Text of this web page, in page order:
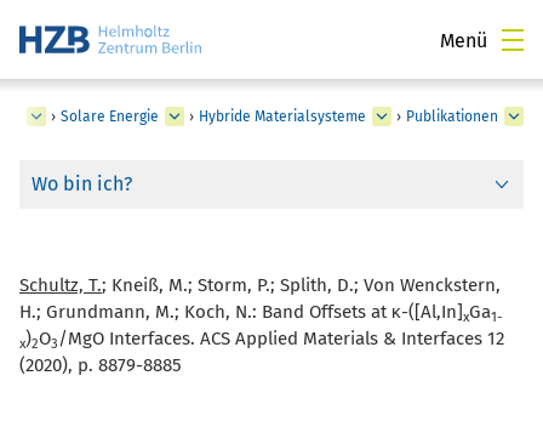
Menü
› Solare Energie › Hybride Materialsysteme › Publikationen
Wo bin ich?
Schultz, T.; Kneiß, M.; Storm, P.; Splith, D.; Von Wenckstern,
H.; Grundmann, M.; Koch, N.: Band Offsets at κ-([Al,In]xGa1-
x)2O3 /MgO Interfaces. ACS Applied Materials & Interfaces 12
(2020), p. 8879-8885